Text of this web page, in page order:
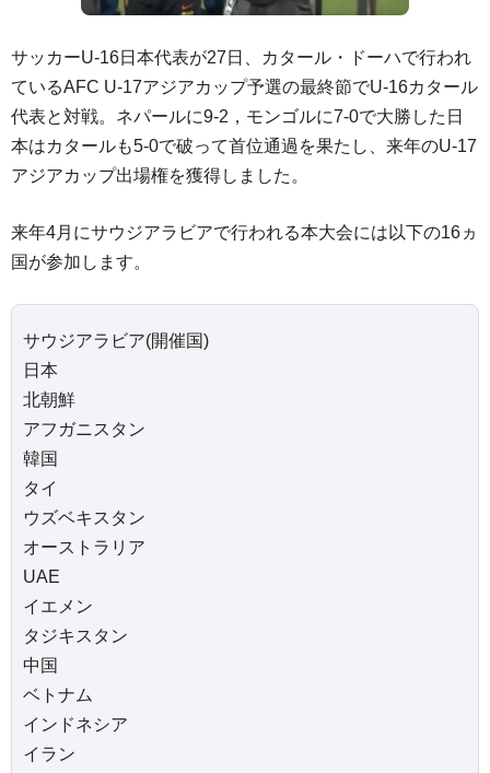
サッカーU-16日本代表が27日、カタール・ドーハで行われ
ているAFC U-17アジアカップ予選の最終節でU-16カタール
代表と対戦。ネパールに9-2，モンゴルに7-0で大勝した日
本はカタールも5-0で破って首位通過を果たし、来年のU-17
アジアカップ出場権を獲得しました。
来年4月にサウジアラビアで行われる本大会には以下の16ヵ
国が参加します。
サウジアラビア(開催国)
日本
北朝鮮
アフガニスタン
韓国
タイ
ウズベキスタン
オーストラリア
UAE
イエメン
タジキスタン
中国
ベトナム
インドネシア
イラン